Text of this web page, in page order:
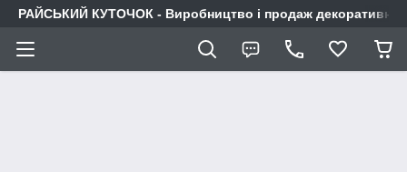
РАЙСЬКИЙ КУТОЧОК - Виробництво і продаж декоративних